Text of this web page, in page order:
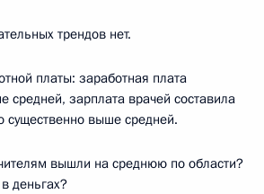
трендов нет.
платы: заработная плата
средней, зарплата врачей составила
существенно выше средней.
вышли на среднюю по области?
деньгах?